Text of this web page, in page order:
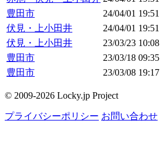
豊田市
24/04/01 19:51
伏見・上小田井
24/04/01 19:51
伏見・上小田井
23/03/23 10:08
豊田市
23/03/18 09:35
豊田市
23/03/08 19:17
© 2009-2026 Locky.jp Project
プライバシーポリシー お問い合わせ